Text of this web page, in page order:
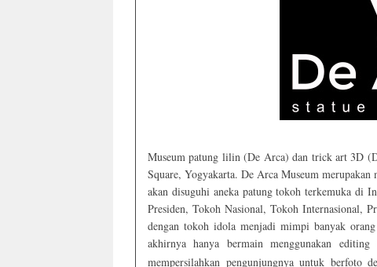
Museum patung lilin (De Arca) dan trick art 3D
Square, Yogyakarta. De Arca Museum
akan disuguhi aneka patung tokoh terkemuka di
Presiden, Tokoh Nasional, Tokoh Internasional,
dengan tokoh idola menjadi mimpi banyak
akhirnya hanya bermain menggunakan
mempersilahkan pengunjungnya untuk berfoto